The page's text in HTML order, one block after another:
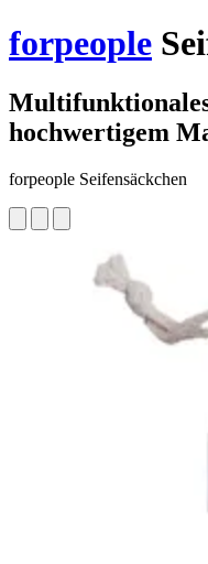
forpeople
hochwertigem
forpeople Seifensäckchen